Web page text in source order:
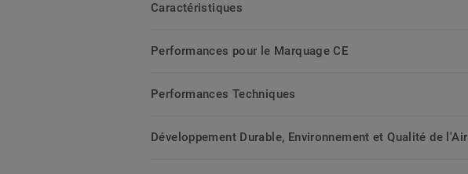
Caractéristiques
Performances pour le Marquage CE
Performances Techniques
Développement Durable, Environnement et Qualité de l'Air